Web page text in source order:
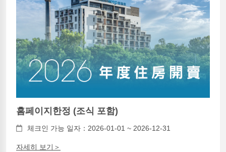
홈페이지한정 (조식 포함)
체크인 가능 일자：2026-01-01 ~ 2026-12-31
자세히 보기＞